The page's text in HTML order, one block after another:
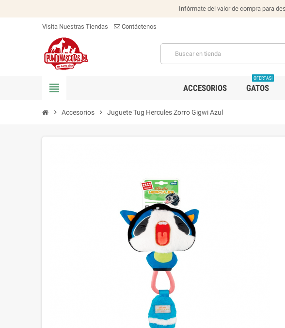
Infórmate del valor de compra para
Visita Nuestras Tiendas Contáctenos
view_headline ACCESORIOS GATOS
OFERTAS!
chevron_right Accesorios chevron_right Juguete Tug Hercules Zorro Gigwi Azul